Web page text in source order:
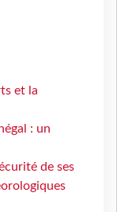
et la
: un
de ses